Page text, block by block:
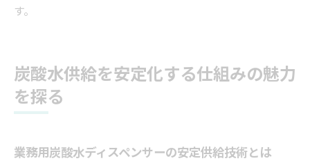
す。
炭酸水供給を安定化する仕組みの魅力
を探る
業務用炭酸水ディスペンサーの安定供給技術とは